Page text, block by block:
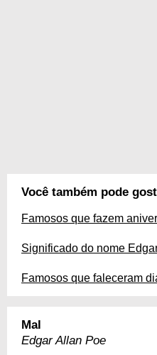
Você também pode
Famosos que fazem
Significado do nome
Famosos que faleceram
Mal
Edgar Allan Poe